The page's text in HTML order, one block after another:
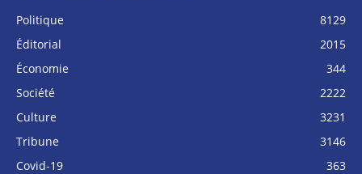
Politique
8129
Éditorial
2015
Économie
344
Société
2222
Culture
3231
Tribune
3146
Covid-19
363